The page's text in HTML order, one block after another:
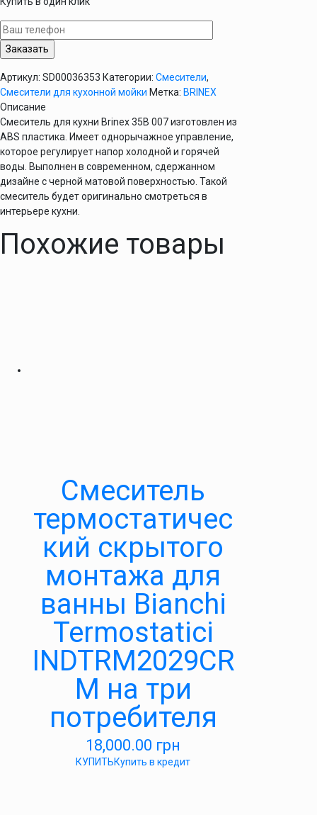
для
кухни
Brinex
35B
Артикул: SD00036353 Категории: Смесители,
Смесители для кухонной мойки Метка: BRINEX
Описание
Смеситель для кухни Brinex 35B 007 изготовлен из
ABS пластика. Имеет однорычажное управление,
которое регулирует напор холодной и горячей
воды. Выполнен в современном, сдержанном
дизайне с черной матовой поверхностью. Такой
смеситель будет оригинально смотреться в
интерьере кухни.
Похожие товары
Смеситель
термостатичес
кий скрытого
монтажа для
ванны Bianchi
Termostatici
INDTRM2029CR
M на три
потребителя
18,000.00 грн
КУПИТЬКупить в кредит